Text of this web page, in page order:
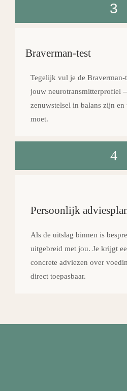
3
Braverman-test
Tegelijk vul je de
jouw neurotransmitterprofiel
zenuwstelsel in balans zijn en
moet.
4
Persoonlijk
Als de uitslag binnen is
uitgebreid met jou. Je krijgt
concrete adviezen over
direct toepasbaar.